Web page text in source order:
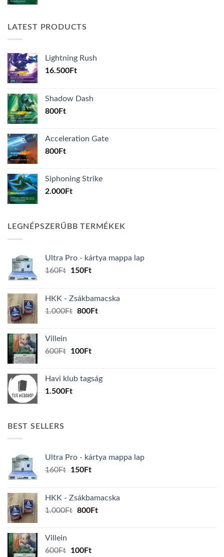
LATEST PRODUCTS
Lightning Rush
16.500Ft
Shadow Dash
800Ft
Acceleration Gate
800Ft
Siphoning Strike
2.000Ft
LEGNÉPSZERŰBB TERMÉKEK
Ultra Pro - kártya mappa lap
160Ft
Original
160Ft.
150FtCurrent
150Ft.
HKK - Zsákbamacska
1.000Ft Original
800FtCurrent
Villein
600Ft
Original
600Ft.
100FtCurrent
100Ft.
Havi klub tagság
1.500Ft
BEST SELLERS
Ultra Pro - kártya mappa lap
160Ft
Original
160Ft.
150FtCurrent
150Ft.
HKK - Zsákbamacska
1.000Ft Original
800FtCurrent
Villein
600Ft
Original
100FtCurrent